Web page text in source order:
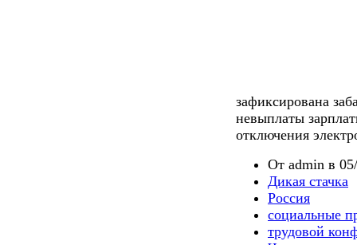
зафиксирована
невыплаты
отключения
От admin в
Дикая стачка
Россия
социальные
трудовой